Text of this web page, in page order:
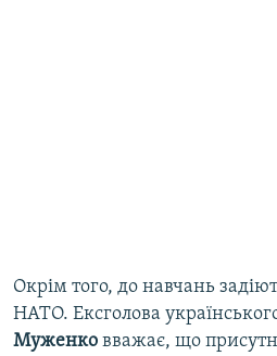
Окрім того, до навчань
НАТО. Ексголова
Муженко вважає, що